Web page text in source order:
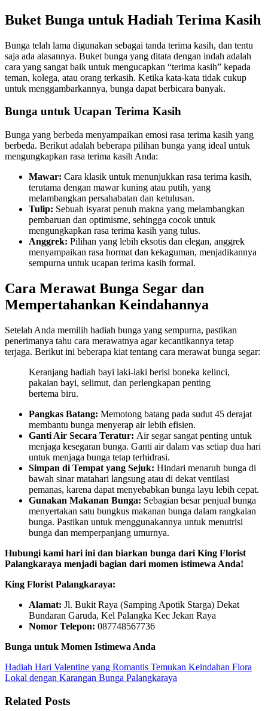
Buket Bunga untuk Hadiah Terima Kasih
Bunga telah lama digunakan sebagai tanda terima kasih, dan tentu
saja ada alasannya. Buket bunga yang ditata dengan indah adalah
cara yang sangat baik untuk mengucapkan “terima kasih” kepada
teman, kolega, atau orang terkasih. Ketika kata-kata tidak cukup
untuk menggambarkannya, bunga dapat berbicara banyak.
Bunga untuk Ucapan Terima Kasih
Bunga yang berbeda menyampaikan emosi rasa terima kasih yang
berbeda. Berikut adalah beberapa pilihan bunga yang ideal untuk
mengungkapkan rasa terima kasih Anda:
Mawar: Cara klasik untuk menunjukkan rasa terima kasih,
terutama dengan mawar kuning atau putih, yang
melambangkan persahabatan dan ketulusan.
Tulip: Sebuah isyarat penuh makna yang melambangkan
pembaruan dan optimisme, sehingga cocok untuk
mengungkapkan rasa terima kasih yang tulus.
Anggrek: Pilihan yang lebih eksotis dan elegan, anggrek
menyampaikan rasa hormat dan kekaguman, menjadikannya
sempurna untuk ucapan terima kasih formal.
Cara Merawat Bunga Segar dan
Mempertahankan Keindahannya
Setelah Anda memilih hadiah bunga yang sempurna, pastikan
penerimanya tahu cara merawatnya agar kecantikannya tetap
terjaga. Berikut ini beberapa kiat tentang cara merawat bunga segar:
Keranjang hadiah bayi laki-laki berisi boneka kelinci,
pakaian bayi, selimut, dan perlengkapan penting
bertema biru.
Pangkas Batang: Memotong batang pada sudut 45 derajat
membantu bunga menyerap air lebih efisien.
Ganti Air Secara Teratur: Air segar sangat penting untuk
menjaga kesegaran bunga. Ganti air dalam vas setiap dua hari
untuk menjaga bunga tetap terhidrasi.
Simpan di Tempat yang Sejuk: Hindari menaruh bunga di
bawah sinar matahari langsung atau di dekat ventilasi
pemanas, karena dapat menyebabkan bunga layu lebih cepat.
Gunakan Makanan Bunga: Sebagian besar penjual bunga
menyertakan satu bungkus makanan bunga dalam rangkaian
bunga. Pastikan untuk menggunakannya untuk menutrisi
bunga dan memperpanjang umurnya.
Hubungi kami hari ini dan biarkan bunga dari King Florist
Palangkaraya menjadi bagian dari momen istimewa Anda!
King Florist Palangkaraya:
Alamat: Jl. Bukit Raya (Samping Apotik Starga) Dekat
Bundaran Garuda, Kel Palangka Kec Jekan Raya
Nomor Telepon: 087748567736
Bunga untuk Momen Istimewa Anda
Hadiah Hari Valentine yang Romantis Temukan Keindahan Flora
Lokal dengan Karangan Bunga Palangkaraya
Related Posts